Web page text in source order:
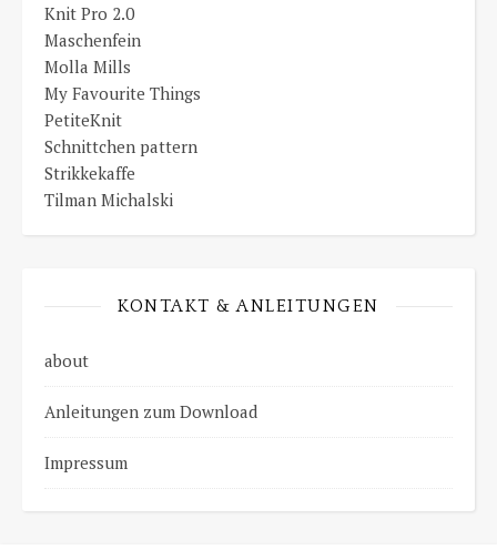
Knit Pro 2.0
Maschenfein
Molla Mills
My Favourite Things
PetiteKnit
Schnittchen pattern
Strikkekaffe
Tilman Michalski
KONTAKT & ANLEITUNGEN
about
Anleitungen zum Download
Impressum